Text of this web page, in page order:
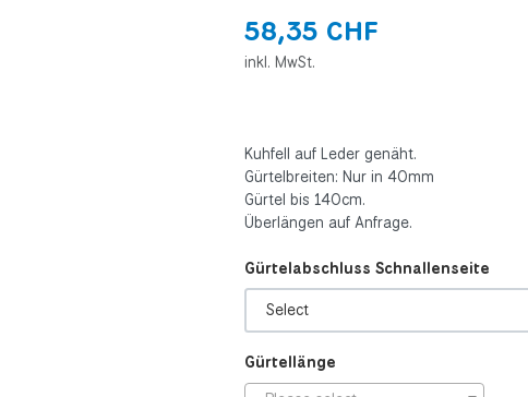
58,35 CHF
inkl. MwSt.
Kuhfell auf Leder genäht.
Gürtelbreiten: Nur in 40mm
Gürtel bis 140cm.
Überlängen auf Anfrage.
Gürtelabschluss Schnallenseite
Gürtellänge